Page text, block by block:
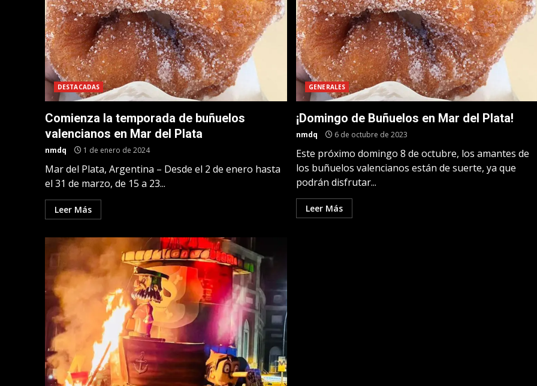
DESTACADAS
Comienza la temporada de buñuelos
valencianos en Mar del Plata
nmdq 1 de enero de 2024
Mar del Plata, Argentina – Desde el 2 de enero hasta
el 31 de marzo, de 15 a 23...
Leer Más
GENERALES
¡Domingo de Buñuelos en Mar del Plata!
nmdq 6 de octubre de 2023
Este próximo domingo 8 de octubre, los amantes de
los buñuelos valencianos están de suerte, ya que
podrán disfrutar...
Leer Más